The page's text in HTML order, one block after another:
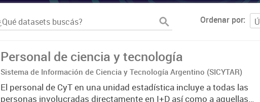
Ordenar por
Personal de ciencia y tecnología
Sistema de Información de Ciencia y Tecnología Argentino (SICYTAR)
El personal de CyT en una unidad estadística incluye a todas las
personas involucradas directamente en I+D así como a aquellas